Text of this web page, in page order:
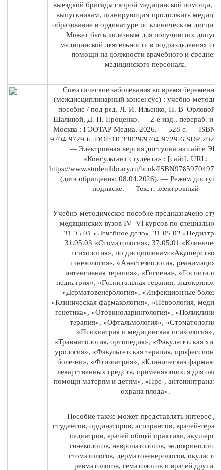
выездной бригады скорой медицинской помощи, а
выпускникам, планирующим продолжить
образование в ординатуре по клиническим
Может быть полезным для получивших допуск
медицинской деятельности в подразделениях
помощи на должности врачебного и среднего
медицинского персонала.
Соматические заболевания во время
(междисциплинарный консенсус) : учебно-
пособие / под ред. Л. И. Ильенко, Н. В. Орловой,
Шалиной, Д. Н. Проценко. — 2-е изд., перераб. и
Москва : ГЭОТАР-Медиа, 2026. — 528 с. — ISBN
9704-9729-6, DOI: 10.33029/9704-9729-6-SDP-
— Электронная версия доступна на сайте ЭБС
«Консультант студента» : [сайт]. URL:
https://www.studentlibrary.ru/book/
(дата обращения: 08.04.2026). — Режим
подписке. — Текст: электронный
Учебно-методическое пособие предназначено
медицинских вузов IV–VI курсов по
31.05.01 «Лечебное дело», 31.05.02
31.05.03 «Стоматология», 37.05.01
психология», по дисциплинам «Акушерство и
гинекология», «Анестезиология, реанимация и
интенсивная терапия», «Гигиена»,
педиатрия», «Госпитальная терапия,
«Дерматовенерология», «Инфекционные
«Клиническая фармакология», «Неврология,
генетика», «Оториноларингология»,
терапия», «Офтальмология», «Стоматология»,
«Психиатрия и медицинская психология»,
«Травматология, ортопедия», «Факультетская
урология», «Факультетская терапия,
болезни», «Фтизиатрия», «Клиническая
лекарственных средств, применяющихся для
помощи матерям и детям», «Пре-,
охрана плода».
Пособие также может представлять интерес
студентов, ординаторов, аспирантов, врачей-
педиатров, врачей общей практики, акушеров-
гинекологов, невропатологов, эндокринологов,
стоматологов, дерматовенерологов,
ревматологов, гематологов и врачей других